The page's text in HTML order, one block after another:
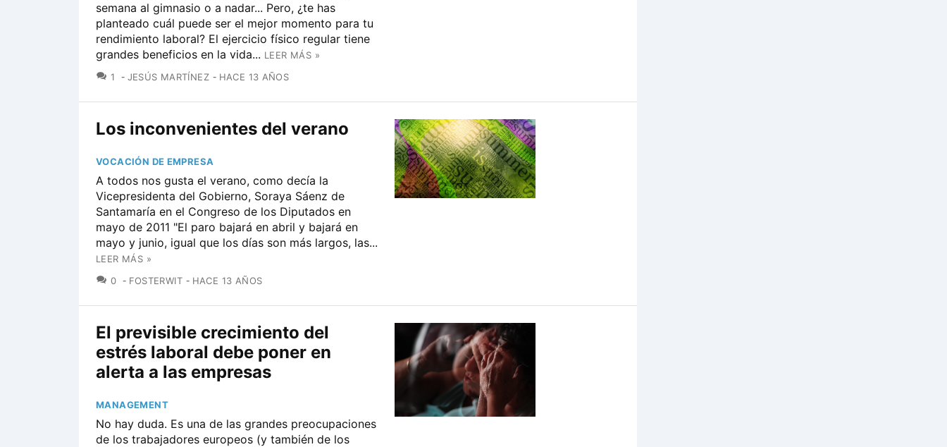
semana al gimnasio o a nadar... Pero, ¿te has
planteado cuál puede ser el mejor momento para tu
rendimiento laboral? El ejercicio físico regular tiene
grandes beneficios en la vida... LEER MÁS »
1
COMENTARIOS
JESÚS MARTÍNEZ HACE 13 AÑOS
Los inconvenientes del verano
VOCACIÓN DE EMPRESA
A todos nos gusta el verano, como decía la
Vicepresidenta del Gobierno, Soraya Sáenz de
Santamaría en el Congreso de los Diputados en
mayo de 2011 "El paro bajará en abril y bajará en
mayo y junio, igual que los días son más largos, las...
LEER MÁS »
0 COMENTARIOS
FOSTERWIT HACE 13 AÑOS
El previsible crecimiento del
estrés laboral debe poner en
alerta a las empresas
MANAGEMENT
No hay duda. Es una de las grandes preocupaciones
de los trabajadores europeos (y también de los